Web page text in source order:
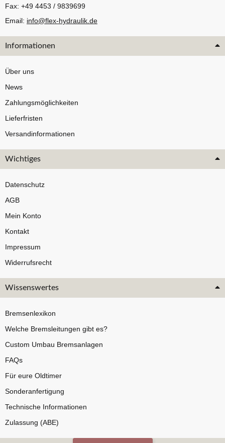
Fax: +49 4453 / 9839699
Email: info@flex-hydraulik.de
Informationen
Über uns
News
Zahlungsmöglichkeiten
Lieferfristen
Versandinformationen
Wichtiges
Datenschutz
AGB
Mein Konto
Kontakt
Impressum
Widerrufsrecht
Wissenswertes
Bremsenlexikon
Welche Bremsleitungen gibt es?
Custom Umbau Bremsanlagen
FAQs
Für eure Oldtimer
Sonderanfertigung
Technische Informationen
Zulassung (ABE)